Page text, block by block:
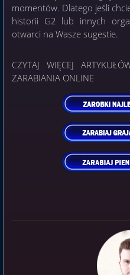
momentów. Dlatego jeśli
historii G2 lub innych
otwarci na Wasze sugestie.
CZYTAJ WIĘCEJ
ZARABIANIA ONLINE